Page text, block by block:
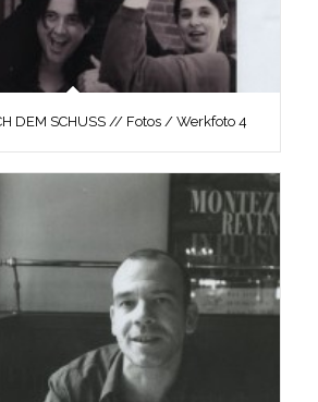
DEM SCHUSS // Fotos / Werkfoto 4